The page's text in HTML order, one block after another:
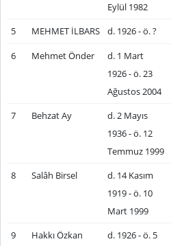
Eylül 1982
5 MEHMET İLBARS d. 1926 - ö. ?
6 Mehmet Önder
d. 1 Mart
1926 - ö. 23
Ağustos 2004
7 Behzat Ay
d. 2 Mayıs
1936 - ö. 12
Temmuz 1999
8 Salâh Birsel
d. 14 Kasım
1919 - ö. 10
Mart 1999
9 Hakkı Özkan
d. 1926 - ö. 5